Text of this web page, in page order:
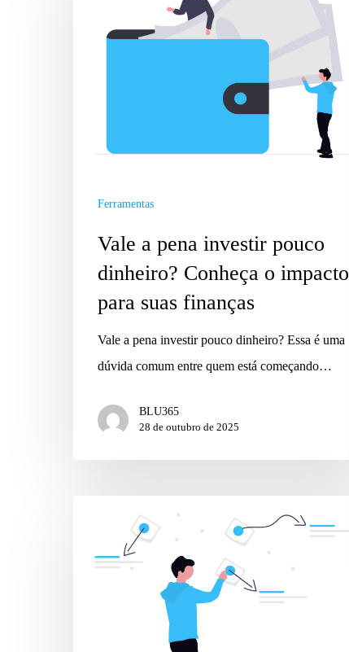
Ferramentas
Vale a pena investir pouco
dinheiro? Conheça o impacto
para suas finanças
Vale a pena investir pouco dinheiro? Essa é uma
dúvida comum entre quem está começando…
BLU365
28 de outubro de 2025